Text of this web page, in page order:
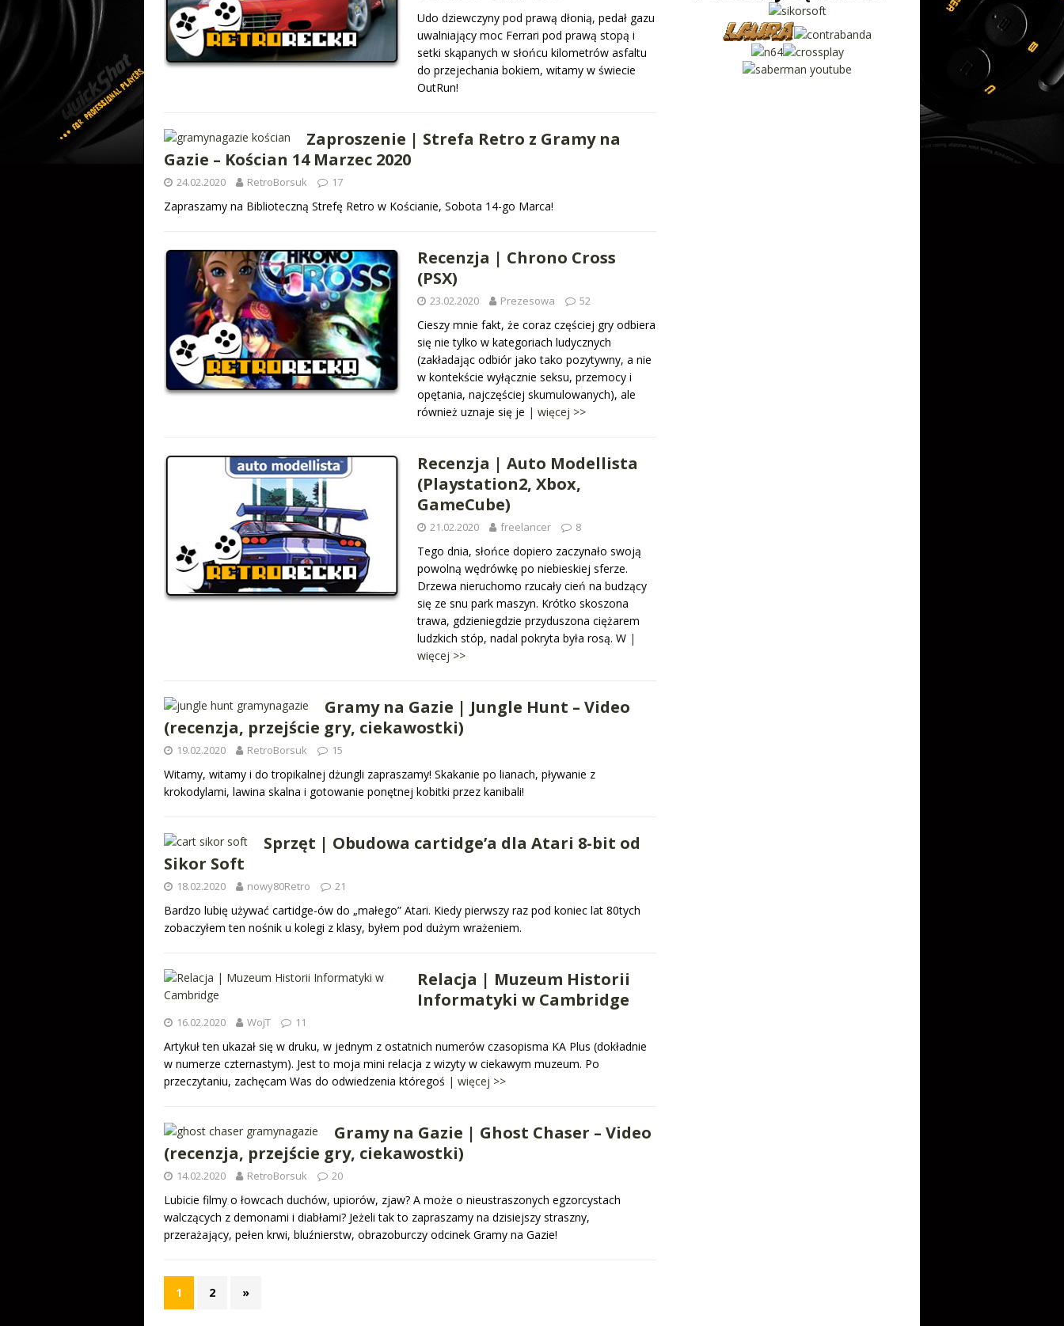
Udo dziewczyny pod prawą dłonią, pedał gazu
uwalniający moc Ferrari pod prawą stopą i
setki skąpanych w słońcu kilometrów asfaltu
do przejechania bokiem, witamy w świecie
OutRun!
Zaproszenie | Strefa Retro z Gramy na
Gazie – Kościan 14 Marzec 2020
24.02.2020 RetroBorsuk 17
Zapraszamy na Biblioteczną Strefę Retro w Kościanie, Sobota 14-go Marca!
Recenzja | Chrono Cross
(PSX)
23.02.2020 Prezesowa 52
Cieszy mnie fakt, że coraz częściej gry odbiera
się nie tylko w kategoriach ludycznych
(zakładając odbiór jako tako pozytywny, a nie
w kontekście wyłącznie seksu, przemocy i
opętania, najczęściej skumulowanych), ale
również uznaje się je | więcej >>
Recenzja | Auto Modellista
(Playstation2, Xbox,
GameCube)
21.02.2020 freelancer 8
Tego dnia, słońce dopiero zaczynało swoją
powolną wędrówkę po niebieskiej sferze.
Drzewa nieruchomo rzucały cień na budzący
się ze snu park maszyn. Krótko skoszona
trawa, gdzieniegdzie przyduszona ciężarem
ludzkich stóp, nadal pokryta była rosą. W |
więcej >>
Gramy na Gazie | Jungle Hunt – Video
(recenzja, przejście gry, ciekawostki)
19.02.2020 RetroBorsuk 15
Witamy, witamy i do tropikalnej dżungli zapraszamy! Skakanie po lianach, pływanie z
krokodylami, lawina skalna i gotowanie ponętnej kobitki przez kanibali!
Sprzęt | Obudowa cartidge’a dla Atari 8-bit od
Sikor Soft
18.02.2020 nowy80Retro 21
Bardzo lubię używać cartidge-ów do „małego” Atari. Kiedy pierwszy raz pod koniec lat 80tych
zobaczyłem ten nośnik u kolegi z klasy, byłem pod dużym wrażeniem.
Relacja | Muzeum Historii
Informatyki w Cambridge
16.02.2020 WojT 11
Artykuł ten ukazał się w druku, w jednym z ostatnich numerów czasopisma KA Plus (dokładnie
w numerze czternastym). Jest to moja mini relacja z wizyty w ciekawym muzeum. Po
przeczytaniu, zachęcam Was do odwiedzenia któregoś | więcej >>
Gramy na Gazie | Ghost Chaser – Video
(recenzja, przejście gry, ciekawostki)
14.02.2020 RetroBorsuk 20
Lubicie filmy o łowcach duchów, upiorów, zjaw? A może o nieustraszonych egzorcystach
walczących z demonami i diabłami? Jeżeli tak to zapraszamy na dzisiejszy straszny,
przerażający, pełen krwi, bluźnierstw, obrazoburczy odcinek Gramy na Gazie!
1 2 »